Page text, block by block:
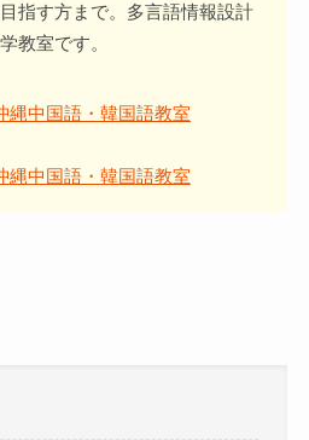
指す方まで。多言語情報設計
教室です。
縄中国語・韓国語教室
縄中国語・韓国語教室